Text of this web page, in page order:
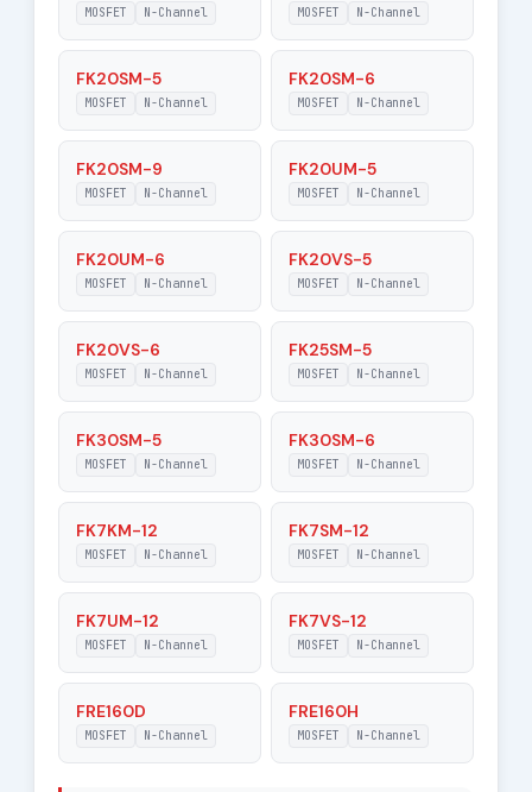
|Vgs| - Maximum
30 V
|Vds| - Maximum
Drain-Source
300 V
RDSon - Maximum
Drain-Source On-
0.21 Ohm
MOSFET N-Channel MOSFET N-Channel
FK20SM-5
MOSFET N-Channel
FK20SM-6
MOSFET N-Channel
FK20SM-9
MOSFET N-Channel
FK20UM-5
MOSFET N-Channel
FK20UM-6
MOSFET N-Channel
FK20VS-5
MOSFET N-Channel
FK20VS-6
MOSFET N-Channel
FK25SM-5
MOSFET N-Channel
FK30SM-5
MOSFET N-Channel
FK30SM-6
MOSFET N-Channel
FK7KM-12
MOSFET N-Channel
FK7SM-12
MOSFET N-Channel
FK7UM-12
MOSFET N-Channel
FK7VS-12
MOSFET N-Channel
FRE160D
MOSFET N-Channel
FRE160H
MOSFET N-Channel